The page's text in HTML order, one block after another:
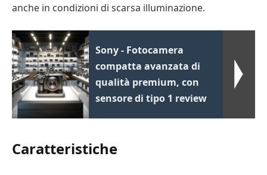
anche in condizioni di scarsa illuminazione.
Sony - Fotocamera
compatta avanzata di
qualità premium, con
sensore di tipo 1 review
Caratteristiche